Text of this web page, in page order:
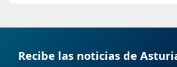
Recibe las noticias de